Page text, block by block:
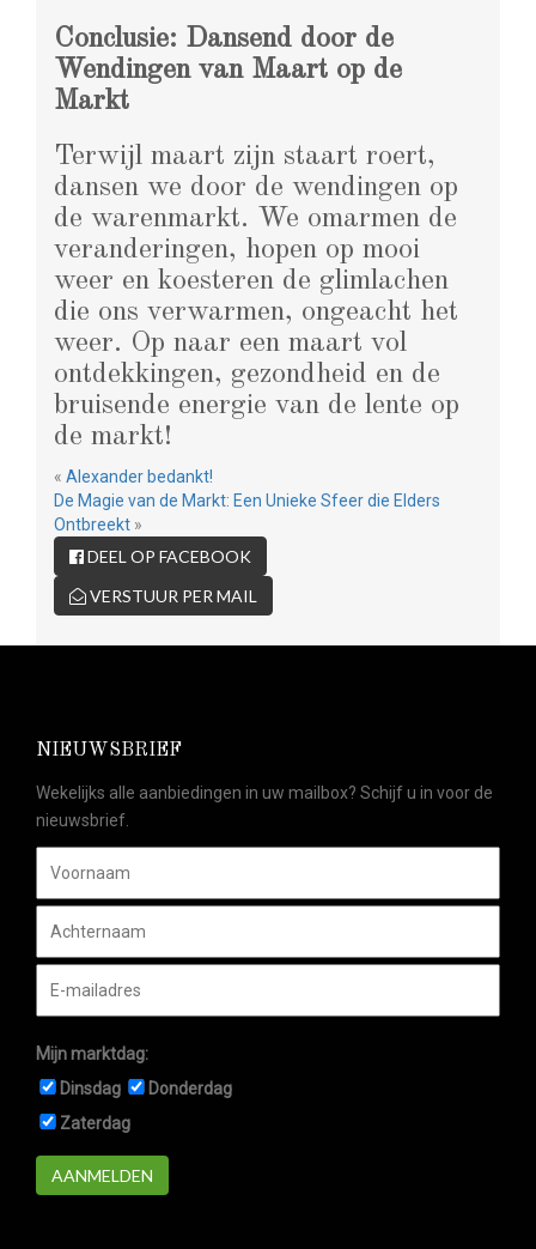
Conclusie: Dansend door de
Wendingen van Maart op de
Markt
Terwijl maart zijn staart roert,
dansen we door de wendingen op
de warenmarkt. We omarmen de
veranderingen, hopen op mooi
weer en koesteren de glimlachen
die ons verwarmen, ongeacht het
weer. Op naar een maart vol
ontdekkingen, gezondheid en de
bruisende energie van de lente op
de markt!
« Alexander bedankt!
De Magie van de Markt: Een Unieke Sfeer die Elders
Ontbreekt »
DEEL OP FACEBOOK
VERSTUUR PER MAIL
NIEUWSBRIEF
Wekelijks alle aanbiedingen in uw mailbox? Schijf u in voor de
nieuwsbrief.
Mijn marktdag:
Dinsdag
Donderdag
Zaterdag
AANMELDEN